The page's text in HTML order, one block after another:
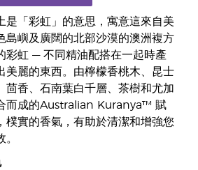
是「彩虹」的意思，寓意這來自美
島嶼及廣闊的北部沙漠的澳洲複方
彩虹 — 不同精油配搭在一起時產
美麗的東西。由檸檬香桃木、昆士
茴香、石南葉白千層、茶樹和尤加
而成的Australian Kuranya™ 賦
樸實的香氣，有助於清潔和增強您